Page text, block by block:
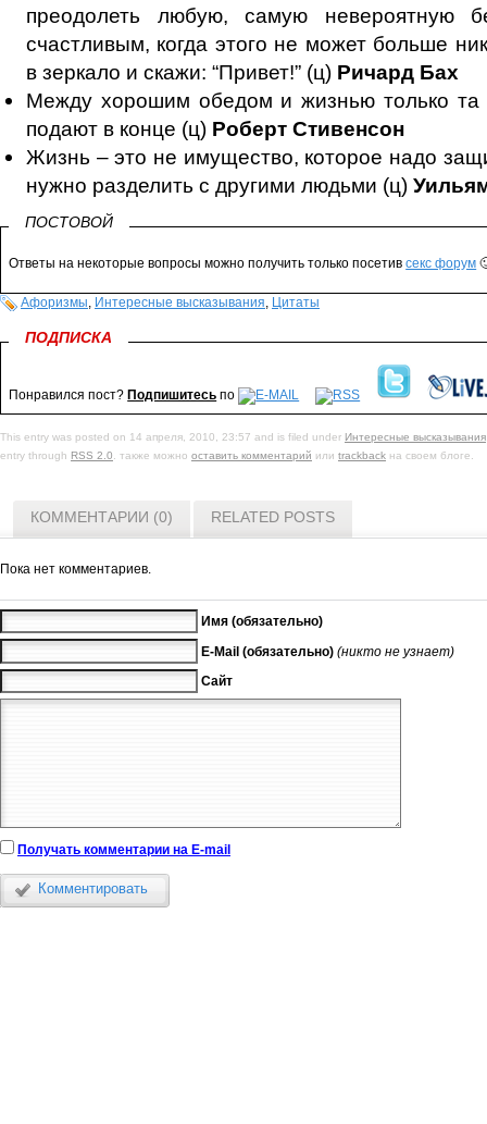
преодолеть любую, самую невероятную
счастливым, когда этого не может больше
в зеркало и скажи: “Привет!” (ц) Ричард Бах
Между хорошим обедом и жизнью только та
подают в конце (ц) Роберт Стивенсон
Жизнь – это не имущество, которое надо
нужно разделить с другими людьми (ц)
ПОСТОВОЙ
Ответы на некоторые вопросы можно получить только посетивсекс форум
Афоризмы, Интересные высказывания, Цитаты
ПОДПИСКА
Понравился пост? Подпишитесь по
This entry was posted on 14 апреля, 2010, 23:57 and is filed under Интересные высказывания
entry through RSS 2.0 . также можно оставить комментарий или trackback на своем блоге.
КОММЕНТАРИИ (0) RELATED POSTS
Пока нет комментариев.
Имя (обязательно)
E-Mail (обязательно) (никто не узнает)
Сайт
Получать комментарии на E-mail
Комментировать